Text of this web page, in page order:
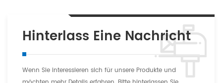
Hinterlass Eine Nachricht
Wenn Sie interessieren sich für unsere Produkte und